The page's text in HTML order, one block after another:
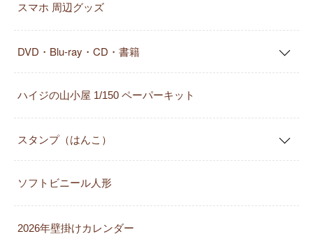
スマホ 周辺グッズ
DVD・Blu-ray・CD・書籍
ハイジの山小屋 1/150 ペーパーキット
スタンプ（はんこ）
ソフトビニール人形
2026年壁掛けカレンダー